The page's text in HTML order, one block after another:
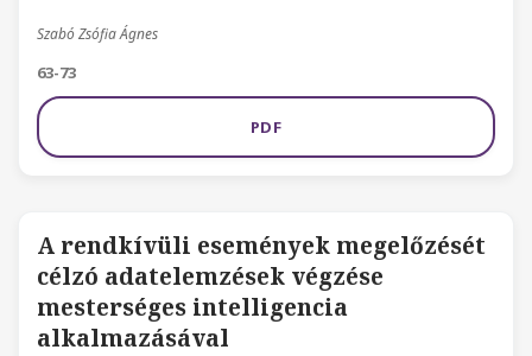
Szabó Zsófia Ágnes
63-73
PDF
A rendkívüli események megelőzését
célzó adatelemzések végzése
mesterséges intelligencia
alkalmazásával